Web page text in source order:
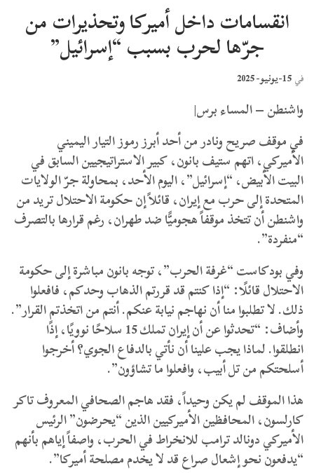
انقسامات داخل أميركا وتحذيرات من
جرّها لحرب بسبب “إسرائيل”
في 15-يونيو- 2025
واشنطن – المساء برس|
في موقف صريح ونادر من أحد أبرز رموز التيار اليميني
الأميركي، اتهم ستيف بانون، كبير الاستراتيجيين السابق في
البيت الأبيض، “إسرائيل”، اليوم الأحد، بمحاولة جرّ الولايات
المتحدة إلى حرب مع إيران، قائلاً إن حكومة الاحتلال تريد من
واشنطن أن تتخذ موقفاً هجوميًّا ضد طهران، رغم قرارها بالتصرف
“منفردة”.
وفي بودكاست “غرفة الحرب”، توجه بانون مباشرة إلى حكومة
الاحتلال قائلًا: “إذا كنتم قد قررتم الذهاب وحدكم، فافعلوا
ذلك. لا تطلبوا منا أن نهاجم نيابة عنكم. أنتم من اتخذتم القرار”.
وأضاف: “تحدثوا عن أن إيران تملك 15 سلاحًا نوويًا، إذًا
انطلقوا. لماذا يجب علينا أن نأتي بالدفاع الجوي؟ أخرجوا
أسلحتكم من تل أبيب، وافعلوا ما تشاؤون”.
هذا الموقف لم يكن وحيداً، فقد هاجم الصحافي المعروف تاكر
كارلسون، المحافظين الأميركيين الذين “يحرضون” الرئيس
الأميركي دونالد ترامب للانخراط في الحرب، واصفاً إياهم بأنهم
“يدفعون نحو إشعال صراع قد لا يخدم مصلحة أميركا”.